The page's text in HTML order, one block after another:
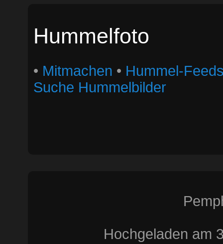
Hummelfoto
• Mitmachen • Hummel-
Suche Hummelbilder
Hochgeladen am